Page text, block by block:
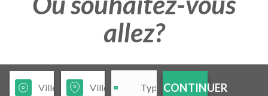
allez?
CONTINUER